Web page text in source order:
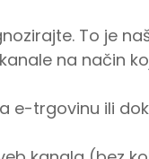
To je
na način
trgovinu ili